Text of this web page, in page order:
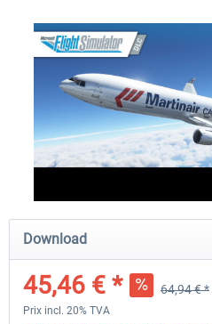
FlightSim Studio - E-Jets 170/175
40,29 € *
Download
45,46 € * 64,94 € *
Prix incl. 20% TVA